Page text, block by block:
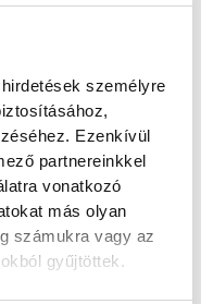
személyre
Ezenkívül
partnereinkkel
vonatkozó
más olyan
számukra vagy az
gyűjtöttek.